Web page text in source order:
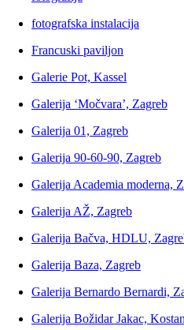
fotografska instalacija
Francuski paviljon
Galerie Pot, Kassel
Galerija ‘Močvara’, Zagreb
Galerija 01, Zagreb
Galerija 90-60-90, Zagreb
Galerija Academia moderna,
Galerija AŽ, Zagreb
Galerija Bačva, HDLU,
Galerija Baza, Zagreb
Galerija Bernardo Bernardi,
Galerija Božidar Jakac,